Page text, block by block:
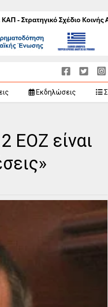
Εκδηλώσεις
ΕΟΖ είναι